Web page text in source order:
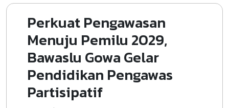
Perkuat Pengawasan
Menuju Pemilu 2029,
Bawaslu Gowa Gelar
Pendidikan Pengawas
Partisipatif